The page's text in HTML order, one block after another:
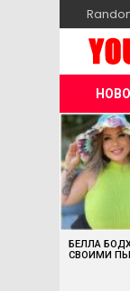
MOST
VIEWED
STORIES
БЕЛЛА
СВОИМИ